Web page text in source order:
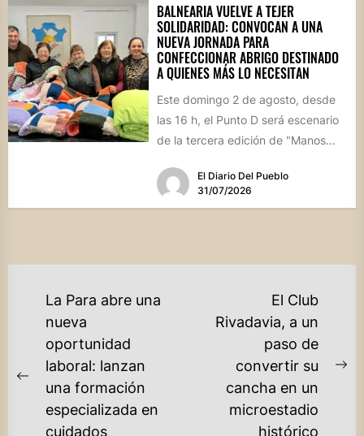
BALNEARIA VUELVE A TEJER
SOLIDARIDAD: CONVOCAN A UNA
NUEVA JORNADA PARA
CONFECCIONAR ABRIGO DESTINADO
A QUIENES MÁS LO NECESITAN
Este domingo 2 de agosto, desde
las 16 h, el Punto D será escenario
de la tercera edición de "Manos...
El Diario Del Pueblo
31/07/2026
NAVEGACIÓN
ENTRADAS
Previous
post:
La Para abre una
nueva
oportunidad
laboral: lanzan
una formación
especializada en
cuidados
El Club
Rivadavia, a un
paso de
convertir su
cancha en un
microestadio
histórico